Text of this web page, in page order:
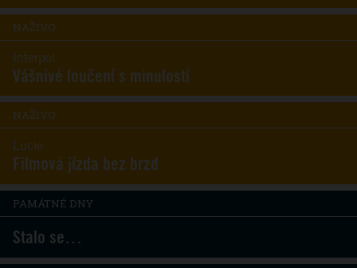
NAŽIVO
Interpol
Vášnivé loučení s minulostí
NAŽIVO
Lucie
Filmová jízda bez brzd
PAMÁTNÉ DNY
Stalo se…